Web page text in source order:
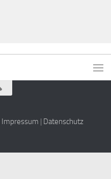
Impressum | Datenschutz